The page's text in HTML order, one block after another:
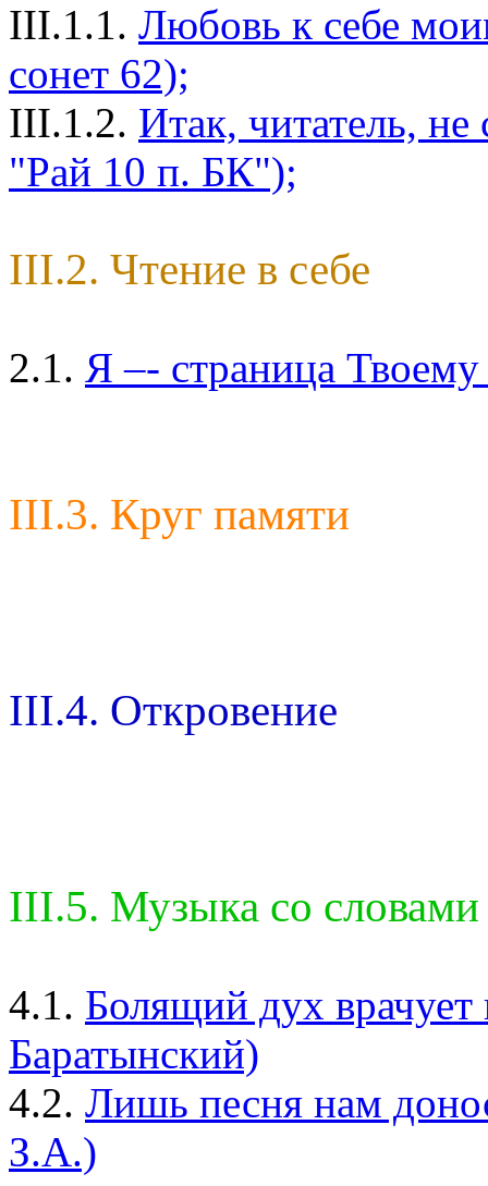
III.1.1. Любовь к себе
сонет 62);
III.1.2. Итак, читатель,
"Рай 10 п. БК");
III.2. Чтение в себе
2.1. Я –- страница
III.3. Круг памяти
III.4. Откровение
III.5. Музыка со словами
4.1. Болящий дух
Баратынский)
4.2. Лишь песня нам
З.А.)